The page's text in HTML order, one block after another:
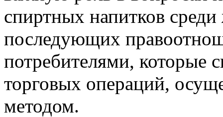
спиртных напитков
последующих
потребителями, которые
торговых операций,
методом.